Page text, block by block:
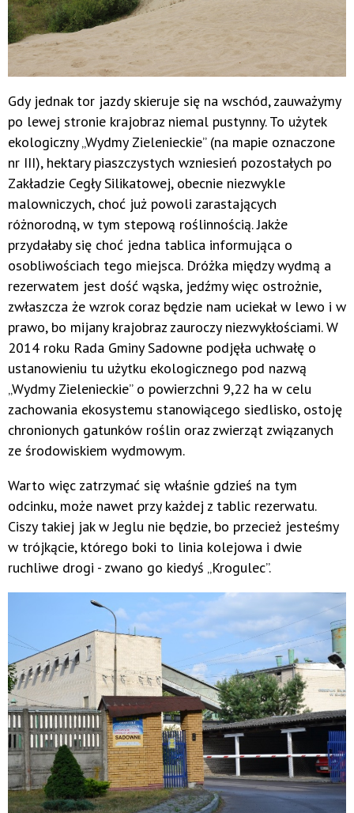
Gdy jednak tor jazdy skieruje się na wschód, zauważymy
po lewej stronie krajobraz niemal pustynny. To użytek
ekologiczny „Wydmy Zielenieckie” (na mapie oznaczone
nr III), hektary piaszczystych wzniesień pozostałych po
Zakładzie Cegły Silikatowej, obecnie niezwykle
malowniczych, choć już powoli zarastających
różnorodną, w tym stepową roślinnością. Jakże
przydałaby się choć jedna tablica informująca o
osobliwościach tego miejsca. Dróżka między wydmą a
rezerwatem jest dość wąska, jedźmy więc ostrożnie,
zwłaszcza że wzrok coraz będzie nam uciekał w lewo i w
prawo, bo mijany krajobraz zauroczy niezwykłościami. W
2014 roku Rada Gminy Sadowne podjęła uchwałę o
ustanowieniu tu użytku ekologicznego pod nazwą
„Wydmy Zielenieckie” o powierzchni 9,22 ha w celu
zachowania ekosystemu stanowiącego siedlisko, ostoję
chronionych gatunków roślin oraz zwierząt związanych
ze środowiskiem wydmowym.
Warto więc zatrzymać się właśnie gdzieś na tym
odcinku, może nawet przy każdej z tablic rezerwatu.
Ciszy takiej jak w Jeglu nie będzie, bo przecież jesteśmy
w trójkącie, którego boki to linia kolejowa i dwie
ruchliwe drogi - zwano go kiedyś „Krogulec”.